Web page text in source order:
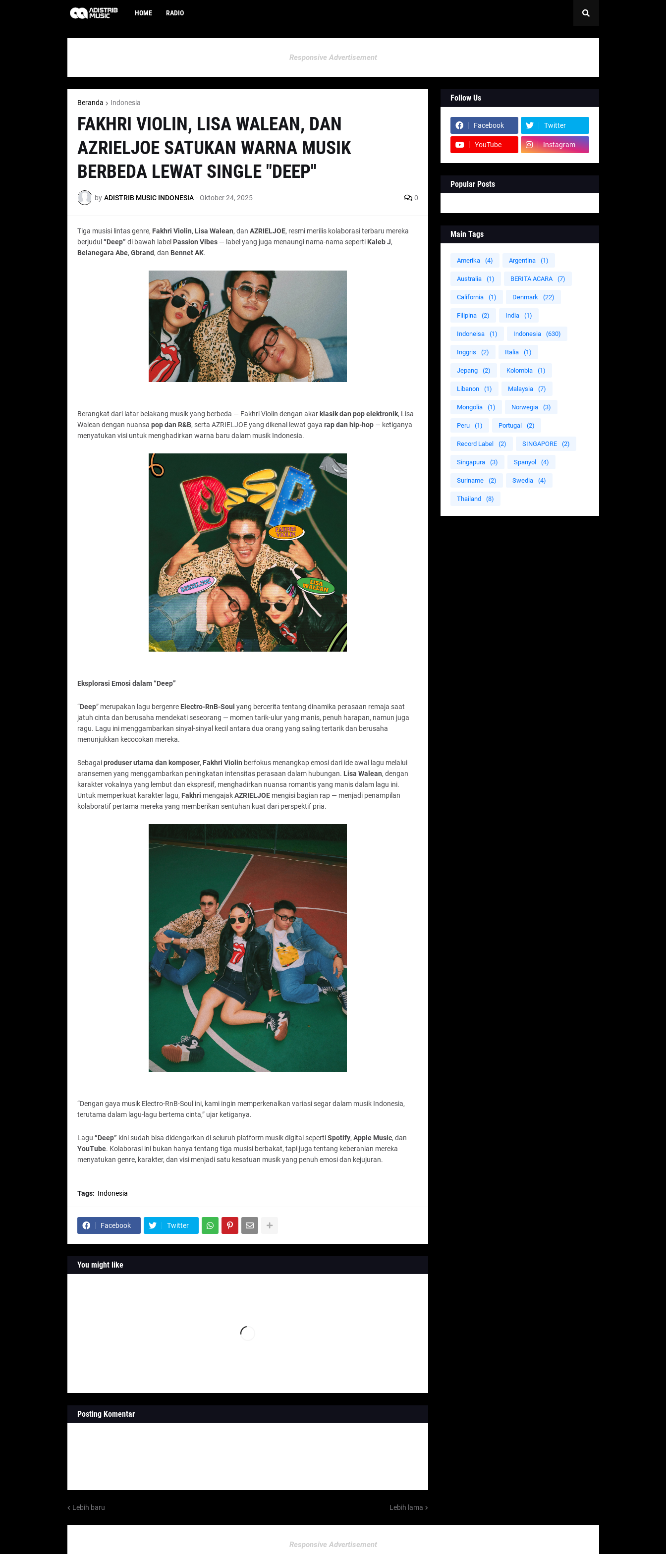
HOME RADIO
Responsive Advertisement
Beranda Indonesia
FAKHRI VIOLIN, LISA WALEAN, DAN
AZRIELJOE SATUKAN WARNA MUSIK
BERBEDA LEWAT SINGLE "DEEP"
by ADISTRIB MUSIC INDONESIA - Oktober 24, 2025 0
Tiga musisi lintas genre, Fakhri Violin, Lisa Walean, dan AZRIELJOE, resmi merilis kolaborasi terbaru mereka
berjudul “Deep” di bawah label Passion Vibes— label yang juga menaungi nama-nama seperti Kaleb J,
Belanegara Abe, Gbrand, dan Bennet AK.
Berangkat dari latar belakang musik yang berbeda — Fakhri Violin dengan akar klasik dan pop elektronik, Lisa
Walean dengan nuansa pop dan R&B, serta AZRIELJOE yang dikenal lewat gaya rap dan hip-hop— ketiganya
menyatukan visi untuk menghadirkan warna baru dalam musik Indonesia.
Eksplorasi Emosi dalam “Deep”
“Deep” merupakan lagu bergenre Electro-RnB-Soul yang bercerita tentang dinamika perasaan remaja saat
jatuh cinta dan berusaha mendekati seseorang — momen tarik-ulur yang manis, penuh harapan, namun juga
ragu. Lagu ini menggambarkan sinyal-sinyal kecil antara dua orang yang saling tertarik dan berusaha
menunjukkan kecocokan mereka.
Sebagaiproduser utama dan komposer, Fakhri Violin berfokus menangkap emosi dari ide awal lagu melalui
aransemen yang menggambarkan peningkatan intensitas perasaan dalam hubungan. Lisa Walean, dengan
karakter vokalnya yang lembut dan ekspresif, menghadirkan nuansa romantis yang manis dalam lagu ini.
Untuk memperkuat karakter lagu, Fakhri mengajakAZRIELJOEmengisi bagian rap — menjadi penampilan
kolaboratif pertama mereka yang memberikan sentuhan kuat dari perspektif pria.
“Dengan gaya musik Electro-RnB-Soul ini, kami ingin memperkenalkan variasi segar dalam musik Indonesia,
terutama dalam lagu-lagu bertema cinta,” ujar ketiganya.
Lagu “Deep” kini sudah bisa didengarkan di seluruh platform musik digital sepertiSpotify, Apple Music, dan
YouTube. Kolaborasi ini bukan hanya tentang tiga musisi berbakat, tapi juga tentang keberanian mereka
menyatukan genre, karakter, dan visi menjadi satu kesatuan musik yang penuh emosi dan kejujuran.
Tags: Indonesia
Facebook Twitter
You might like
Posting Komentar
Lebih baru Lebih lama
Follow Us
Facebook Twitter
YouTube Instagram
Popular Posts
Main Tags
Amerika (4) Argentina (1)
Australia (1) BERITA ACARA (7)
California (1) Denmark (22)
Filipina (2) India (1)
Indoneisa (1) Indonesia (630)
Inggris (2) Italia (1)
Jepang (2) Kolombia (1)
Libanon (1) Malaysia (7)
Mongolia (1) Norwegia (3)
Peru (1) Portugal (2)
Record Label (2) SINGAPORE (2)
Singapura (3) Spanyol (4)
Suriname (2) Swedia (4)
Thailand (8)
Responsive Advertisement